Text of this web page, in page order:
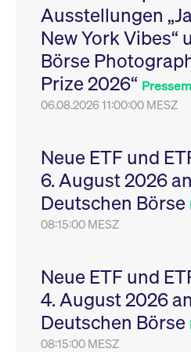
Ausstellungen
New York Vibes“
Börse
Prize 2026“
06.08.2026 11:00:00 MESZ
Neue ETF und
6. August 2026
Deutschen Börse
08:15:00 MESZ
Neue ETF und
4. August 2026
Deutschen Börse
08:15:00 MESZ
VISITOR_PRIVACY_METADATA